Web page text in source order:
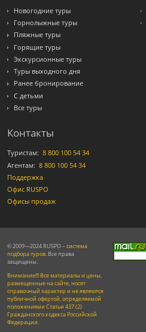
Новогодние туры
Горнолыжные туры
Пляжные туры
Горящие туры
Экскурсионные туры
Туры выходного дня
Ранее бронирование
С детьми
Все туры
Контакты
Туристам: 8 800 100 54 34
Агентам: 8 800 100 54 34
Поддержка
Офис RUSPO
Офисы продаж
© 2009—2024 RUSPO – система
подбора туров. Все права
защищены.
Внимание!!! Все материалы и цены,
размещенные на сайте, носят
справочный характер и не являются
публичной офертой, определяемой
положениями Статьи 437 (2)
Гражданского кодекса Российской
Федерации.